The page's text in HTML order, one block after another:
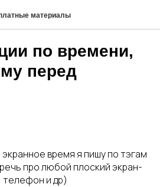
материалы
по времени,
перед
время я пишу по тэгам
про любой плоский экран-
телефон и др)